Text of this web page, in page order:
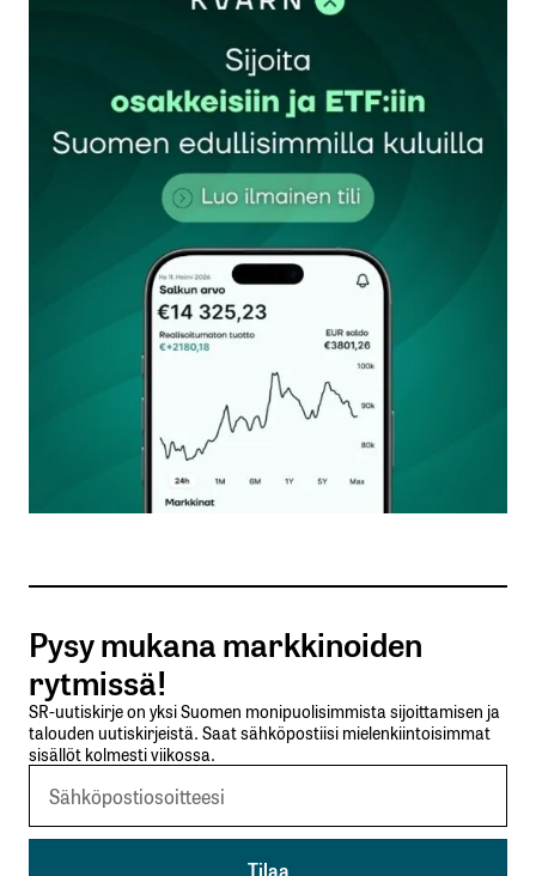
Sähköpostiosoitettasi ei julkaista.Pakolliset
kentät on merkitty*
Kommentti*
Nimesi tai nimimerkkisi
Sähköpostiosoitteesi
Tilaa SalkunRakentajan uutiskirje
Lähetä kommentti
Pysy mukana markkinoiden
rytmissä!
SR-uutiskirje on yksi Suomen monipuolisimmista sijoittamisen ja
talouden uutiskirjeistä. Saat sähköpostiisi mielenkiintoisimmat
sisällöt kolmesti viikossa.